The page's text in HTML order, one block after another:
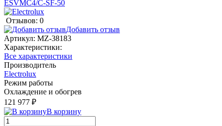
Отзывов: 0
Добавить отзыв
Артикул: MZ-38183
Характеристики:
Все характеристики
Производитель
Electrolux
Режим работы
Охлаждение и обогрев
121 977 ₽
В корзину